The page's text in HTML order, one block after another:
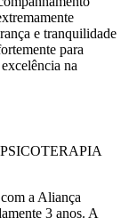
e tranquilidade
para
na
a Aliança
3 anos. A